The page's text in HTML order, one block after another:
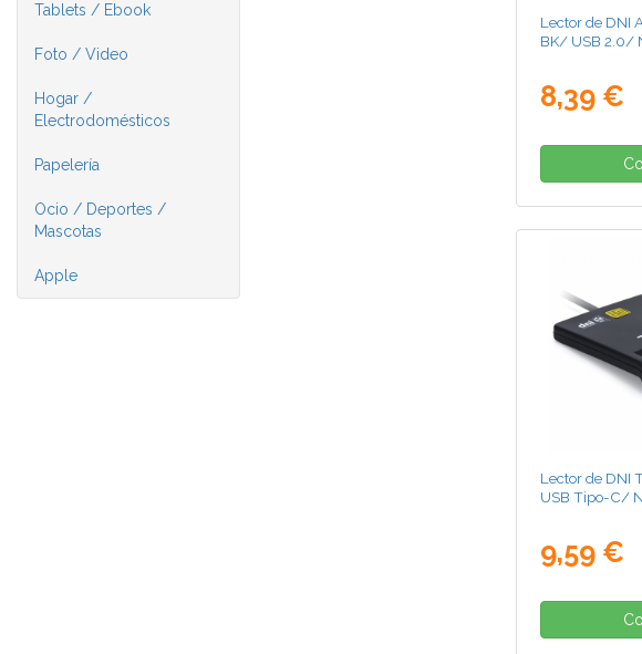
Tablets / Ebook
Foto / Video
Hogar /
Electrodomésticos
Papelería
Ocio / Deportes /
Mascotas
Apple
Lector de DNI
BK/ USB 2.0/
8,39 €
Lector de DNI
USB Tipo-C/
9,59 €